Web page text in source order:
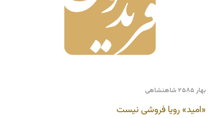
بهار ۲۵۸۵ شاهنشاهی
«امید» رویا فروشی نیست